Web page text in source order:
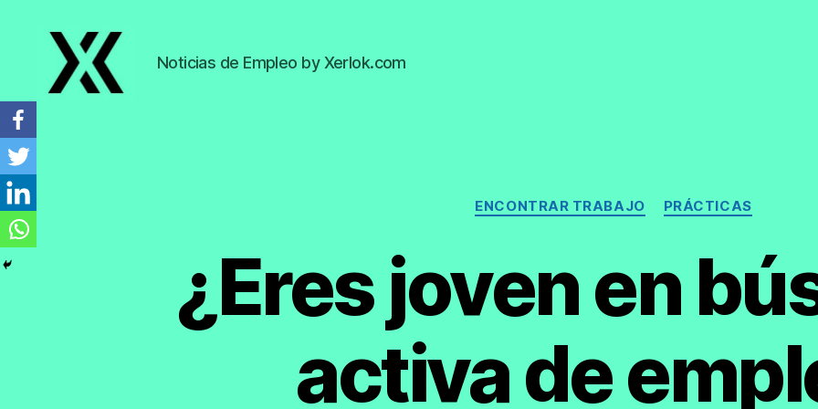
Noticias de Empleo by Xerlok.com
Categorías
ENCONTRAR TRABAJO PRÁCTICAS
¿Eres joven en
activa de